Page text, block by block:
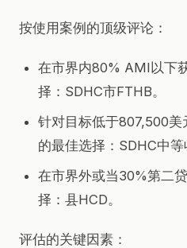
按使用案例的顶级评论：
在市界内80% AMI以下
择：SDHC市FTHB。
针对目标低于807,500
的最佳选择：SDHC中等
在市界外或当30%第二
择：县HCD。
评估的关键因素：